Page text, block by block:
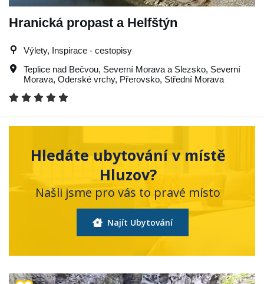
Hranická propast a Helfštýn
Výlety, Inspirace - cestopisy
Teplice nad Bečvou, Severní Morava a Slezsko, Severní
Morava, Oderské vrchy, Přerovsko, Střední Morava
Hledáte ubytování v místě
Hluzov?
Našli jsme pro vás to pravé místo
Najít Ubytování